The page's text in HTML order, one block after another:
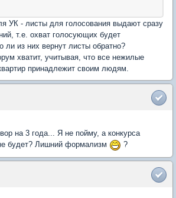
УК - листы для голосования выдают сразу
т.е. охват голосующих будет
ли из них вернут листы обратно?
хватит, учитывая, что все нежилые
принадлежит своим людям.
на 3 года... Я не пойму, а конкурса
будет? Лишний формализм
?